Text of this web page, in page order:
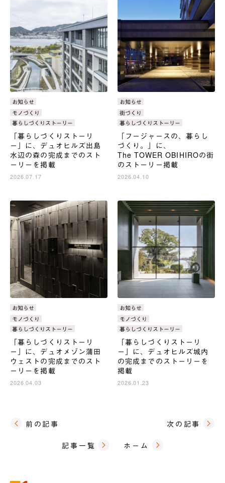
カ
テ
ゴ
リ：
お知らせ
タ
グ：
モノづくり
暮らしづくりストーリー
「暮らしづくりストーリ
ー」に、デュオヒルズ出島
水辺の森の完成までのスト
ーリーを掲載
2026.07.17
カ
テ
ゴ
リ：
お知らせ
タ
グ：
街づくり
暮らしづくりストーリー
「フージャースの、暮らし
づくり。」に、
The TOWER OBIHIROの街
のストーリー掲載
2026.04.10
カ
テ
ゴ
リ：
お知らせ
タ
グ：
モノづくり
暮らしづくりストーリー
「暮らしづくりストーリ
ー」に、デュオメゾン蒲田
ウェストの完成までのスト
ーリーを掲載
2026.04.03
カ
テ
ゴ
リ：
お知らせ
タ
グ：
モノづくり
暮らしづくりストーリー
「暮らしづくりストーリ
ー」に、デュオヒルズ城内
の完成までのストーリーを
掲載
2026.01.23
前の記事
記事一覧 ホーム
次の記事